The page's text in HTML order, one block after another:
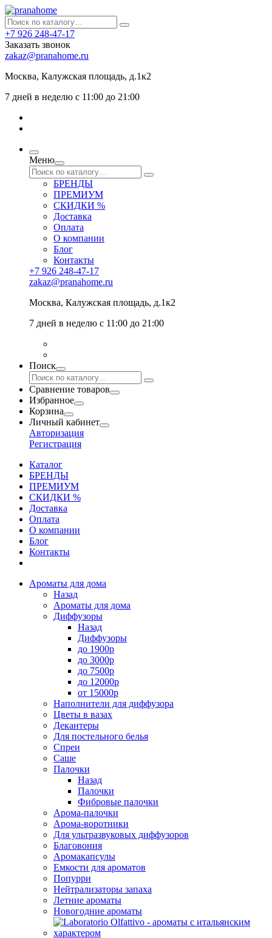
+7 926 248-47-17
Заказать звонок
zakaz@pranahome.ru
Москва, Калужская площадь, д.1к2
7 дней в неделю с 11:00 до 21:00
Меню
БРЕНДЫ
ПРЕМИУМ
СКИДКИ %
Доставка
Оплата
О компании
Блог
Контакты
+7 926 248-47-17
zakaz@pranahome.ru
Москва, Калужская площадь, д.1к2
7 дней в неделю с 11:00 до 21:00
Поиск
Сравнение товаров
Избранное
Корзина
Личный кабинет
Авторизация
Регистрация
Каталог
БРЕНДЫ
ПРЕМИУМ
СКИДКИ %
Доставка
Оплата
О компании
Блог
Контакты
Ароматы для дома
Назад
Ароматы для дома
Диффузоры
Назад
Диффузоры
до 1900р
до 3000р
до 7500р
до 12000р
от 15000р
Наполнители для диффузора
Цветы в вазах
Декантеры
Для постельного белья
Спреи
Саше
Палочки
Назад
Палочки
Фибровые палочки
Арома-палочки
Арома-воротники
Для ультразвуковых диффузоров
Благовония
Аромакапсулы
Емкости для ароматов
Попурри
Нейтрализаторы запаха
Летние ароматы
Новогодние ароматы